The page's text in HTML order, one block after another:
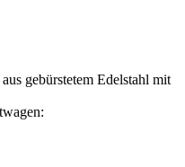
gebürstetem Edelstahl mit